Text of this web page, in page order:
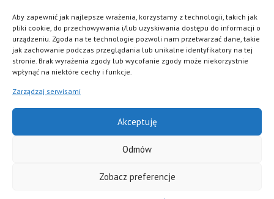
Aby zapewnić jak najlepsze wrażenia, korzystamy z technologii, takich jak
pliki cookie, do przechowywania i/lub uzyskiwania dostępu do informacji o
urządzeniu. Zgoda na te technologie pozwoli nam przetwarzać dane, takie
jak zachowanie podczas przeglądania lub unikalne identyfikatory na tej
stronie. Brak wyrażenia zgody lub wycofanie zgody może niekorzystnie
wpłynąć na niektóre cechy i funkcje.
Zarządzaj serwisami
Akceptuję
Odmów
Zobacz preferencje
POLEĆ NAS NA
FB
bezpieczeństwo naszych
Pacjentów i pełna dyskrecja. Każde
zabezpieczone na najwyższym
POLITYKA